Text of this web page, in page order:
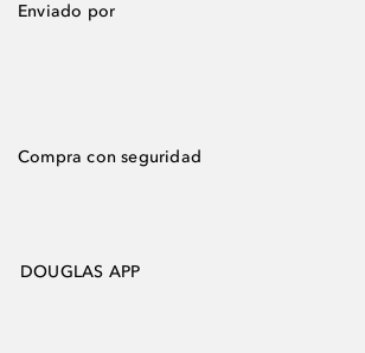
Enviado por
Compra con seguridad
DOUGLAS APP